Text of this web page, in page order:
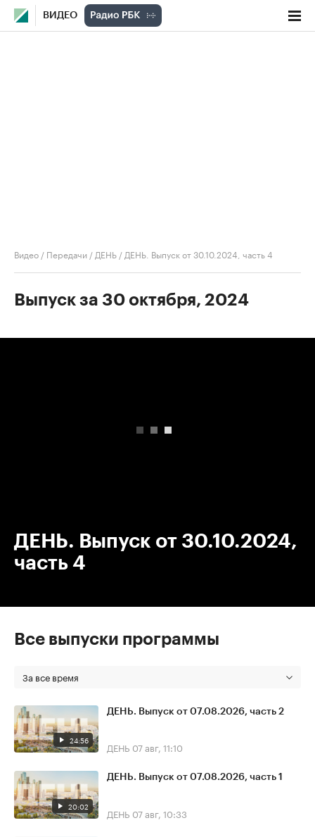
ВИДЕО
Видео / Передачи / ДЕНЬ / ДЕНЬ. Выпуск от 30.10.2024, часть 4
Выпуск за 30 октября, 2024
ДЕНЬ. Выпуск от 30.10.2024,
часть 4
Все выпуски программы
За все время
24:56
ДЕНЬ. Выпуск от 07.08.2026, часть 2
ДЕНЬ 07 авг, 11:10
20:02
ДЕНЬ. Выпуск от 07.08.2026, часть 1
ДЕНЬ 07 авг, 10:33